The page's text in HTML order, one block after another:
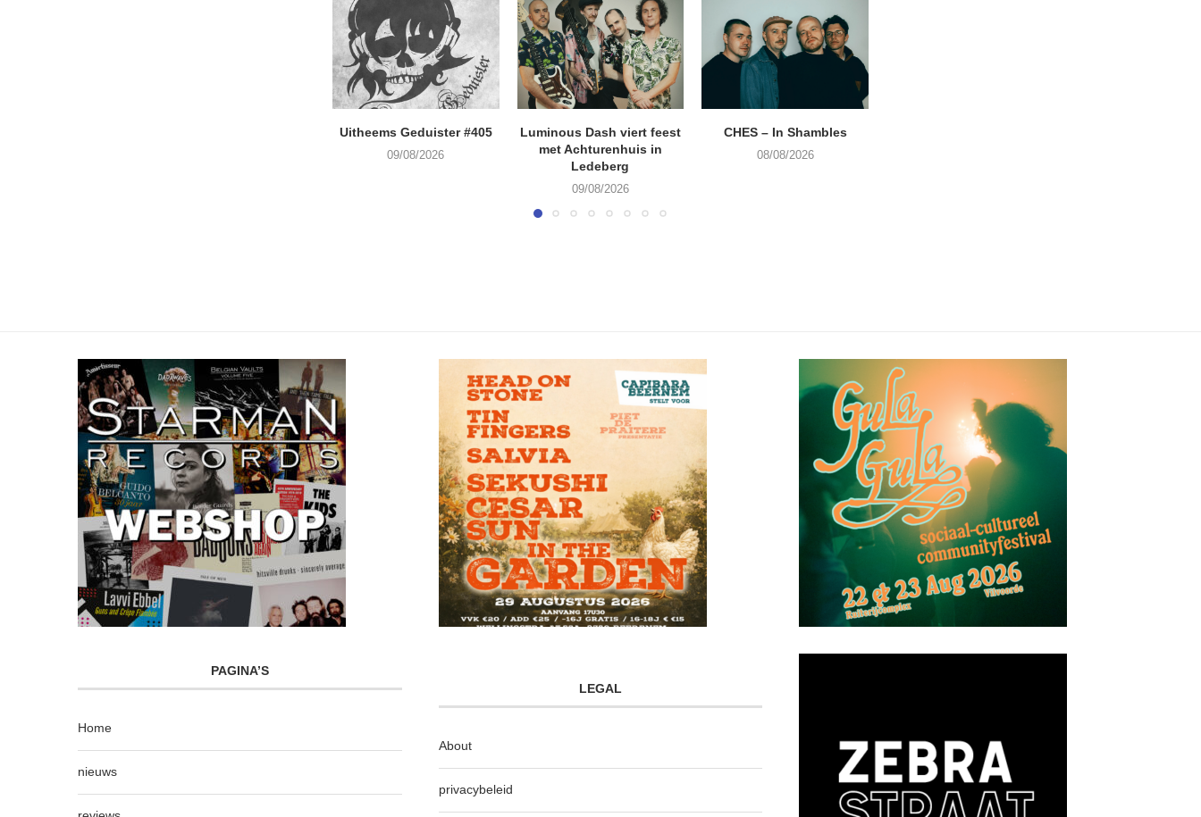
Uitheems Geduister #405
09/08/2026
Luminous Dash viert feest
met Achturenhuis in
Ledeberg
09/08/2026
CHES – In Shambles
08/08/2026
PAGINA’S
Home
nieuws
LEGAL
About
privacybeleid